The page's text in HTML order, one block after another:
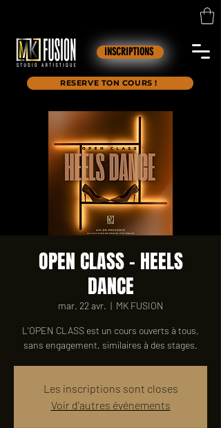
INSCRIPTIONS
RESERVE TON COURS !
OPEN CLASS - HEELS
DANCE
mar. 22 avr.
  |
MK FUSION
L'OPEN CLASS est un cours ouverts à tous,
sans engagement, similaires à des stages.
Les inscriptions sont closes
Voir d'autres événements